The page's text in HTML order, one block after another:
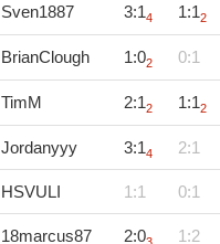
Sven1887 3:14 1:12
BrianClough 1:02 0:1
TimM 2:12 1:12
Jordanyyy 3:14 2:1
HSVULI 1:1 0:1
18marcus87 2:0 1:2